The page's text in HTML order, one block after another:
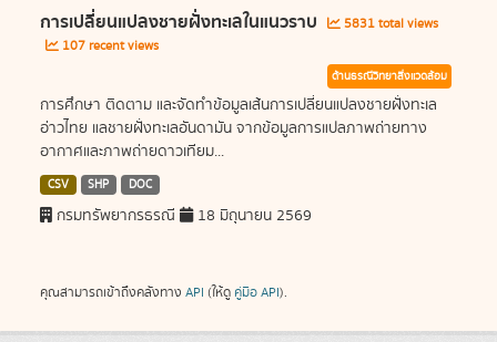
การเปลี่ยนแปลงชายฝั่งทะเลในแนวราบ
5831 total views
107 recent views
ด้านธรณีวิทยาสิ่งแวดล้อม
การศึกษา ติดตาม และจัดทำข้อมูลเส้นการเปลี่ยนแปลงชายฝั่งทะเล
อ่าวไทย แลชายฝั่งทะเลอันดามัน จากข้อมูลการแปลภาพถ่ายทาง
อากาศและภาพถ่ายดาวเทียม...
CSV SHP DOC
กรมทรัพยากรธรณี 18 มิถุนายน 2569
คุณสามารถเข้าถึงคลังทาง API (ให้ดู คู่มือ API).